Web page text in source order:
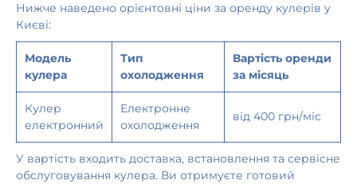
Нижче наведено орієнтовні ціни за оренду кулерів у
Києві:
Модель
кулера
Тип
охолодження
Вартість оренди
за місяць
Кулер
електронний
Електронне
охолодження
від 400 грн/міс
У вартість входить доставка, встановлення та сервісне
обслуговування кулера. Ви отримуєте готовий